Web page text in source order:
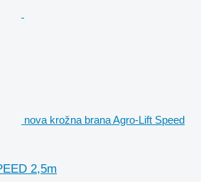
nova krožna brana Agro-Lift Speed
2,5m